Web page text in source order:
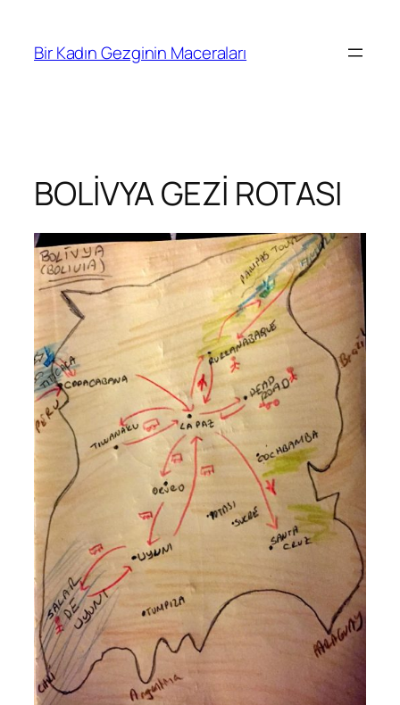
Bir Kadın Gezginin Maceraları
BOLİVYA GEZİ ROTASI